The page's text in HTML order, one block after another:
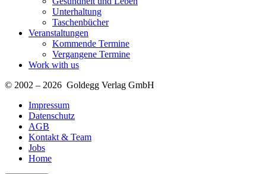
Unterhaltung
Taschenbücher
Veranstaltungen
Kommende Termine
Vergangene Termine
Work with us
© 2002 – 2026 Goldegg Verlag GmbH
Impressum
Datenschutz
AGB
Kontakt & Team
Jobs
Home